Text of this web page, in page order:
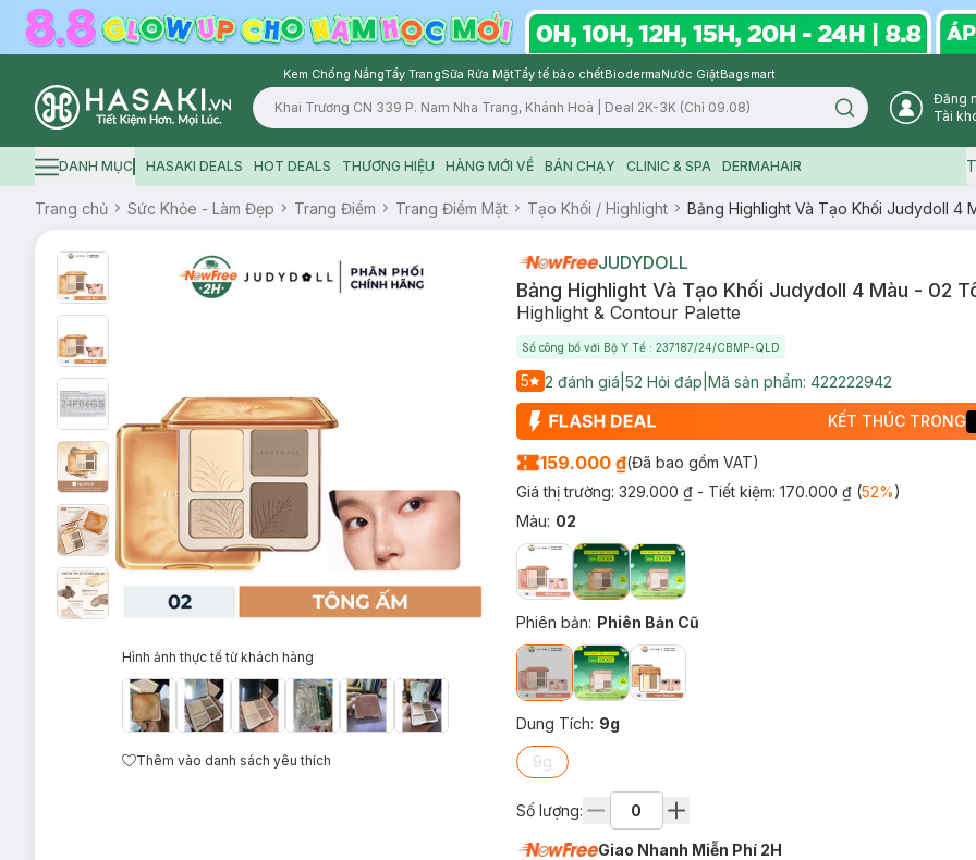
Kem Chống NắngTẩy TrangSữa Rửa MặtTẩy tế bào chếtBiodermaNước GiặtBagsmart
Logo
Search icon
Đăng
Tài
Hamburger icon
DANH MỤC HASAKI DEALS HOT DEALS THƯƠNG HIỆU HÀNG MỚI VỀ BÁN CHẠY CLINIC & SPA DERMAHAIR
Trang chủ Sức Khỏe - Làm Đẹp Trang Điểm Trang Điểm Mặt Tạo Khối / Highlight Bảng Highlight Và Tạo Khối Judydoll 4
Hình ảnh thực tế từ khách hàng
Thêm vào danh sách yêu thích
JUDYDOLL
Bảng Highlight Và Tạo Khối Judydoll 4 Màu - 02
Highlight & Contour Palette
Số công bố với Bộ Y Tế : 237187/24/CBMP-QLD
5 2 đánh giá 52 Hỏi đáp Mã sản phẩm: 422222942
KẾT THÚC TRONG
159.000 ₫(Đã bao gồm VAT)
Giá thị trường: 329.000 ₫ - Tiết kiệm: 170.000 ₫(52%)
Màu: 02
Phiên bản: Phiên Bản Cũ
Dung Tích: 9g
9g
Số lượng:
Giao Nhanh Miễn Phí 2H